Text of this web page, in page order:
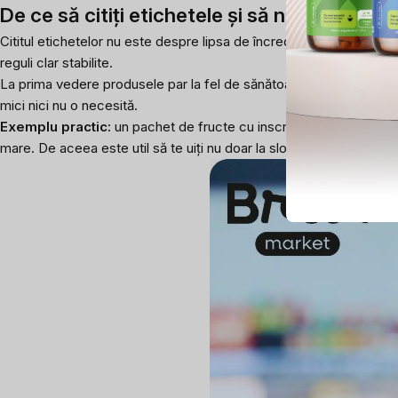
De ce să citiți etichetele și să nu fiți
Cititul etichetelor nu este despre lipsa de încredere în
reguli clar stabilite.
La prima vedere produsele par la fel de sănătoase. Este
mici nici nu o necesită.
Exemplu practic: un pachet de fructe cu inscripția „fără zahăr
mare. De aceea este util să te uiți nu doar la sloganurile